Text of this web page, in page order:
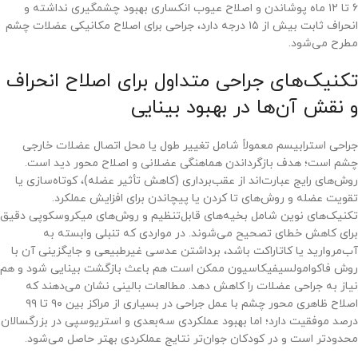
۶ تا ۱۲ ماه پوشاندن و اصلاح عیوب انکساری بهبود چشمگیری نداشته و
انحراف ثابت بیش از ۱۵ درجه دارد، جراحی برای اصلاح مکانیکی عضلات چشم
مطرح می‌شود.
تکنیک‌های جراحی متداول برای اصلاح انحراف
و نقش آن‌ها در بهبود بینایی
جراحی استرابیسم معمولاً شامل تغییر طول یا محل اتصال عضلات خارجی
چشم است؛ هدف بازگرداندن هماهنگی عضلانی و اصلاح محور دید است.
روش‌های رایج عبارت‌اند از عقب‌برداری (کاهش تأثیر عضله)، کوتاه‌سازی یا
تقویت عضله و روش‌های تا کردن یا پیچاندن برای افزایش عملکرد.
تکنیک‌های نوین شامل بخیه‌های قابل‌تنظیم و روش‌های میکروسکوپی دقیق
برای کاهش خطای تصحیح می‌شوند. در مواردی که تنبلی وابسته به
آب‌مروارید یا کاتاراکت باشد، برداشتن عدسی غیرطبیعی و جایگزینی آن با
روش فاکوامولسیفیکاسیون ممکن است هم باعث بازگشت بینایی شود و هم
نیاز به جراحی عضلات را کاهش دهد. مطالعات بالینی نشان می‌دهند که
اصلاح ظاهری محور چشم با عمل جراحی در بسیاری از مراکز بین ۹۰ تا ۹۹
درصد موفقیت دارد؛ اما بهبود عملکردی سه‌بعدی و استریوسپی در بزرگسالان
محدودتر است و در کودکان جوان‌تر نتایج عملکردی بهتر حاصل می‌شود.